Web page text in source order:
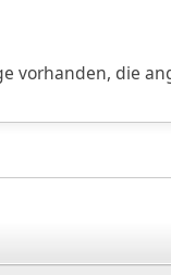
vorhanden, die